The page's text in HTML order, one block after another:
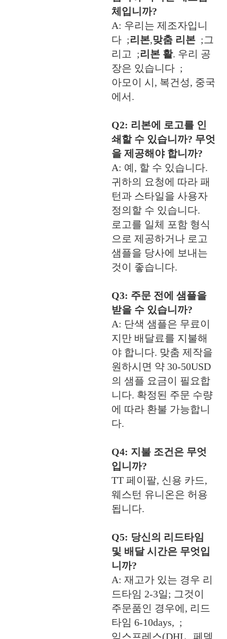
체입니까?
A: 우리는 제조자입니
다 ;리본,맞춤 리본;그
리고 ;리본 활. 우리 공
장은 있습니다 ;
아모이 시, 복건성, 중국
에서.
Q2: 리본에 로고를 인
쇄할 수 있습니까? 무엇
을 제공해야 합니까?
A: 예, 할 수 있습니다.
귀하의 요청에 따라 패
턴과 스타일을 사용자
정의할 수 있습니다.
로고를 일체 포함 형식
으로 제공하거나 로고
샘플을 당사에 보내는
것이 좋습니다.
Q3: 주문 전에 샘플을
받을 수 있습니까?
A: 단색 샘플은 무료이
지만 배달료를 지불해
야 합니다. 맞춤 제작을
원하시면 약 30-50USD
의 샘플 요금이 필요합
니다. 확정된 주문 수량
에 따라 환불 가능합니
다.
Q4: 지불 조건은 무엇
입니까?
TT 페이팔, 신용 카드,
웨스턴 유니온은 허용
됩니다.
Q5: 당신의 리드타임
및 배달 시간은 무엇입
니까?
A: 재고가 있는 경우 리
드타임 2-3일; 그것이
주문품인 경우에, 리드
타임 6-10days, ;
익스프레스(DHL , 페덱